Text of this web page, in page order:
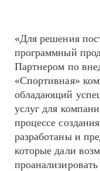
«Для решения
программный
Партнером по
«Спортивная»
обладающий
услуг для
процессе
разработаны и
которые дали